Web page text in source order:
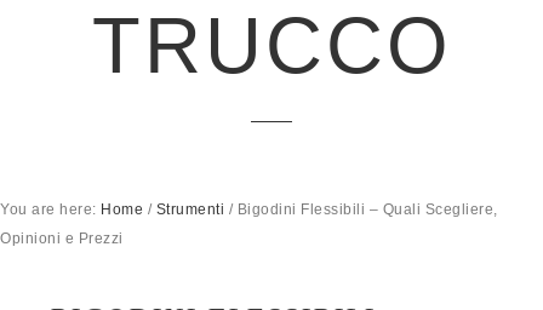
TRUCCO
You are here: Home / Strumenti /Bigodini Flessibili – Quali Scegliere,
Opinioni e Prezzi